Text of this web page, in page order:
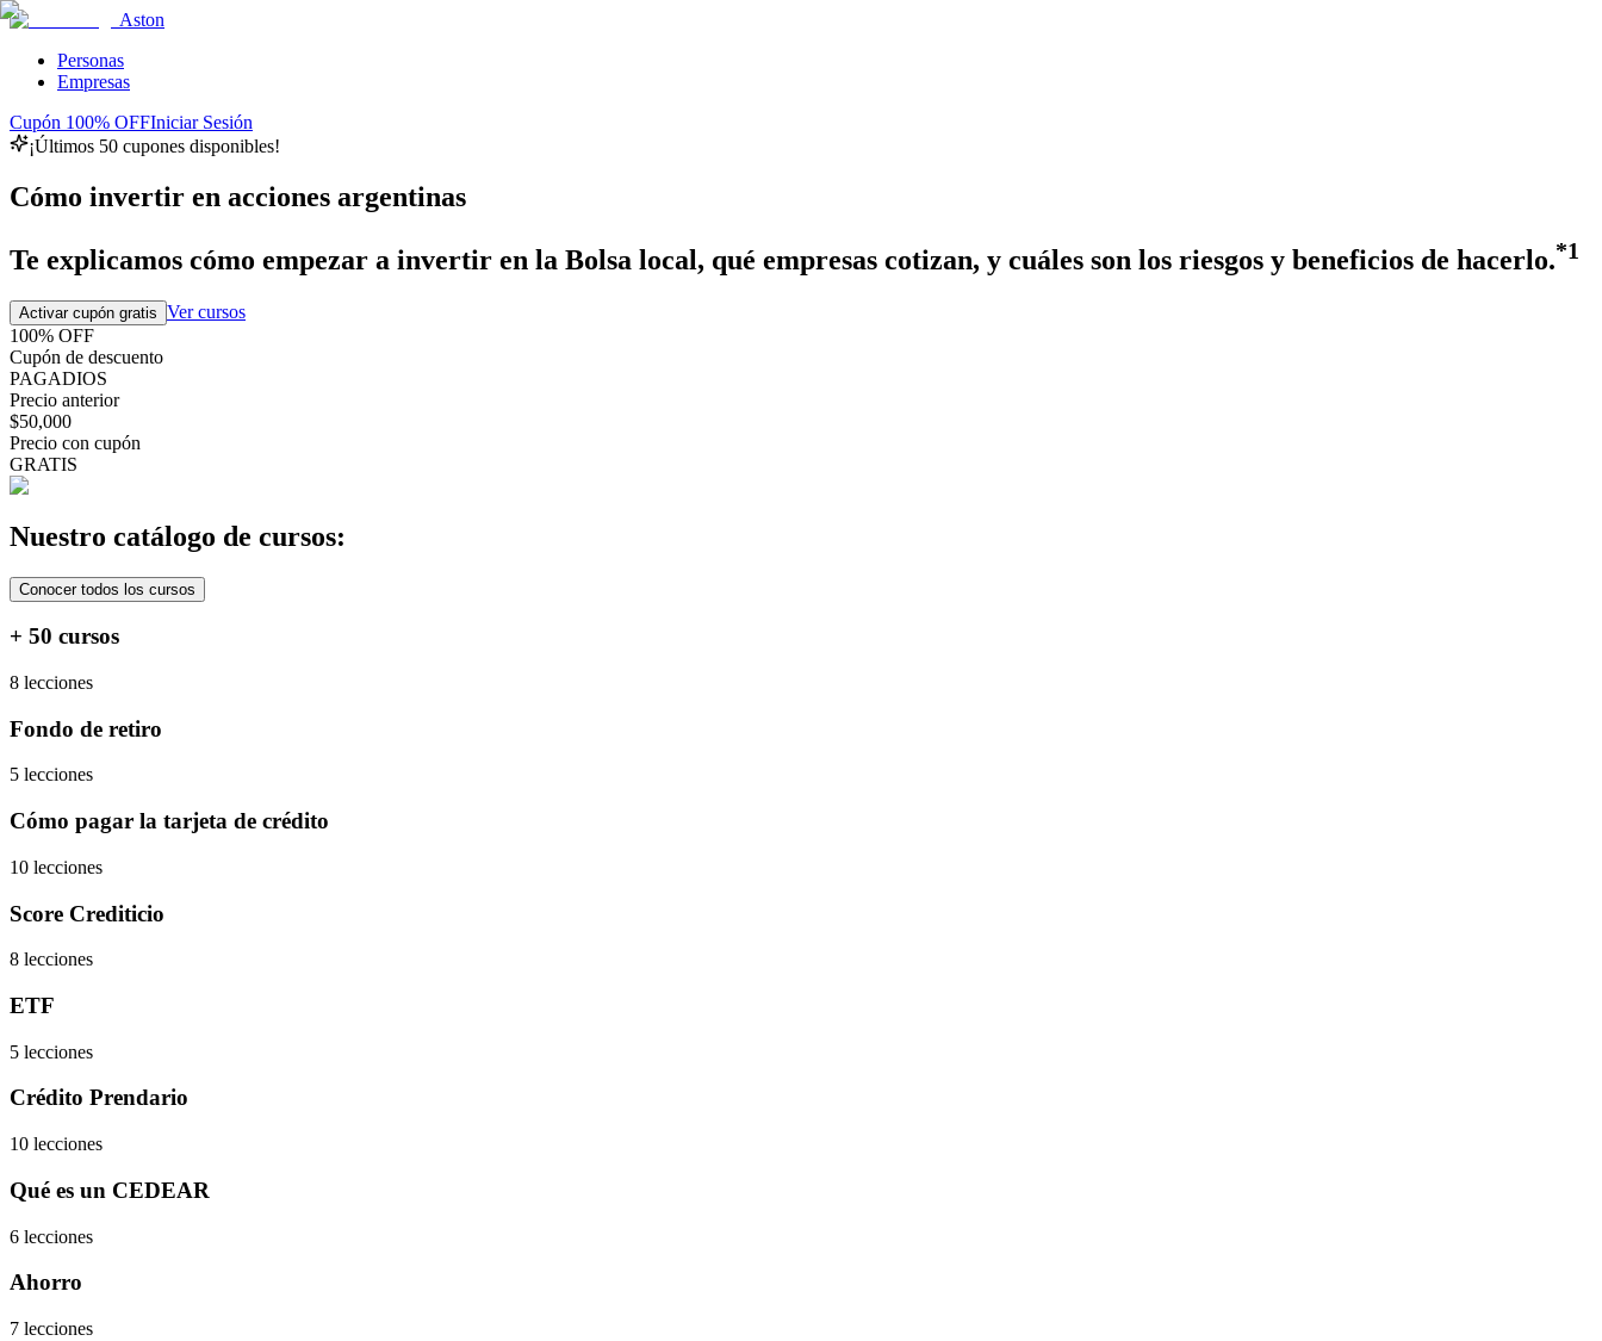
Aston
Personas
Empresas
Cupón 100% OFFIniciar Sesión
¡Últimos 50 cupones disponibles!
Cómo invertir en acciones argentinas
Te explicamos cómo empezar a invertir en la Bolsa local, qué empresas cotizan, y cuáles son los riesgos y beneficios de hacerlo.*1
Activar cupón gratis Ver cursos
100% OFF
Cupón de descuento
PAGADIOS
Precio anterior
$50,000
Precio con cupón
GRATIS
Nuestro catálogo de cursos:
Conocer todos los cursos
+ 50 cursos
8 lecciones
Fondo de retiro
5 lecciones
Cómo pagar la tarjeta de crédito
10 lecciones
Score Crediticio
8 lecciones
ETF
5 lecciones
Crédito Prendario
10 lecciones
Qué es un CEDEAR
6 lecciones
Ahorro
7 lecciones